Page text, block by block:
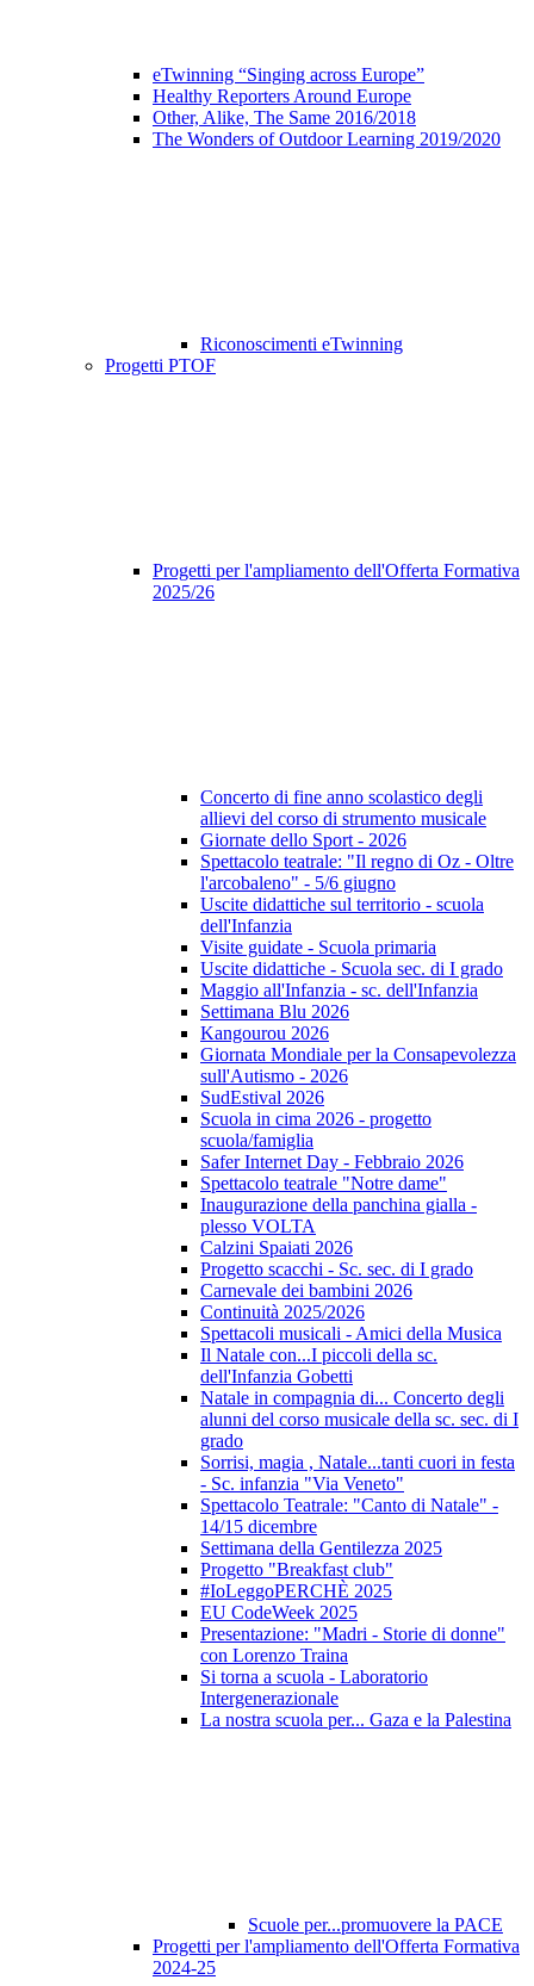
eTwinning “Singing across Europe”
Healthy Reporters Around Europe
Other, Alike, The Same 2016/2018
The Wonders of Outdoor Learning 2019/2020
Riconoscimenti eTwinning
Progetti PTOF
Progetti per l'ampliamento dell'Offerta Formativa
2025/26
Concerto di fine anno scolastico degli
allievi del corso di strumento musicale
Giornate dello Sport - 2026
Spettacolo teatrale: "Il regno di Oz - Oltre
l'arcobaleno" - 5/6 giugno
Uscite didattiche sul territorio - scuola
dell'Infanzia
Visite guidate - Scuola primaria
Uscite didattiche - Scuola sec. di I grado
Maggio all'Infanzia - sc. dell'Infanzia
Settimana Blu 2026
Kangourou 2026
Giornata Mondiale per la Consapevolezza
sull'Autismo - 2026
SudEstival 2026
Scuola in cima 2026 - progetto
scuola/famiglia
Safer Internet Day - Febbraio 2026
Spettacolo teatrale "Notre dame"
Inaugurazione della panchina gialla -
plesso VOLTA
Calzini Spaiati 2026
Progetto scacchi - Sc. sec. di I grado
Carnevale dei bambini 2026
Continuità 2025/2026
Spettacoli musicali - Amici della Musica
Il Natale con...I piccoli della sc.
dell'Infanzia Gobetti
Natale in compagnia di... Concerto degli
alunni del corso musicale della sc. sec. di I
grado
Sorrisi, magia , Natale...tanti cuori in festa
- Sc. infanzia "Via Veneto"
Spettacolo Teatrale: "Canto di Natale" -
14/15 dicembre
Settimana della Gentilezza 2025
Progetto "Breakfast club"
#IoLeggoPERCHÈ 2025
EU CodeWeek 2025
Presentazione: "Madri - Storie di donne"
con Lorenzo Traina
Si torna a scuola - Laboratorio
Intergenerazionale
La nostra scuola per... Gaza e la Palestina
Scuole per...promuovere la PACE
Progetti per l'ampliamento dell'Offerta Formativa
2024-25